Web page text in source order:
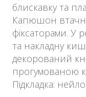
блискавку та
Капюшон
фіксаторами. У
та накладну
декорований
прогумованою
Підкладка: